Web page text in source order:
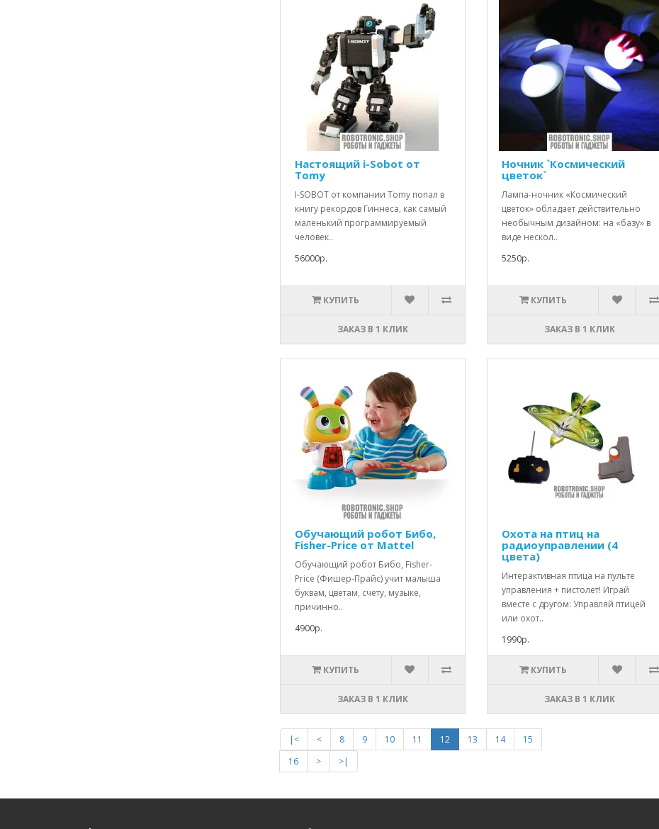
Настоящий i-Sobot от
Tomy
I-SOBOT от компании Tomy попал в
книгу рекордов Гиннеса, как самый
маленький программируемый
человек..
56000р.
КУПИТЬ
ЗАКАЗ В 1 КЛИК
Ночник `Космический
цветок`
Лампа-ночник «Космический
цветок» обладает действительно
необычным дизайном: на «базу» в
виде нескол..
5250р.
КУПИТЬ
ЗАКАЗ В 1 КЛИК
Обучающий робот Бибо,
Fisher-Price от Mattel
Обучающий робот Бибо, Fisher-
Price (Фишер-Прайс) учит малыша
буквам, цветам, счету, музыке,
причинно..
4900р.
КУПИТЬ
ЗАКАЗ В 1 КЛИК
Охота на птиц на
радиоуправлении (4
цвета)
Интерактивная птица на пульте
управления + пистолет! Играй
вместе с другом: Управляй птицей
или охот..
1990р.
КУПИТЬ
ЗАКАЗ В 1 КЛИК
|< < 8 9 10 11 12 13 14
15
16
> >|